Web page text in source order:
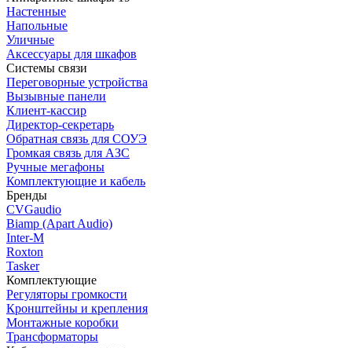
Настенные
Напольные
Уличные
Аксессуары для шкафов
Системы связи
Переговорные устройства
Вызывные панели
Клиент-кассир
Директор-секретарь
Обратная связь для СОУЭ
Громкая связь для АЗС
Ручные мегафоны
Комплектующие и кабель
Бренды
CVGaudio
Biamp (Apart Audio)
Inter-M
Roxton
Tasker
Комплектующие
Регуляторы громкости
Кронштейны и крепления
Монтажные коробки
Трансформаторы